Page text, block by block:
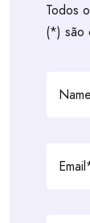
Todos
(*) são